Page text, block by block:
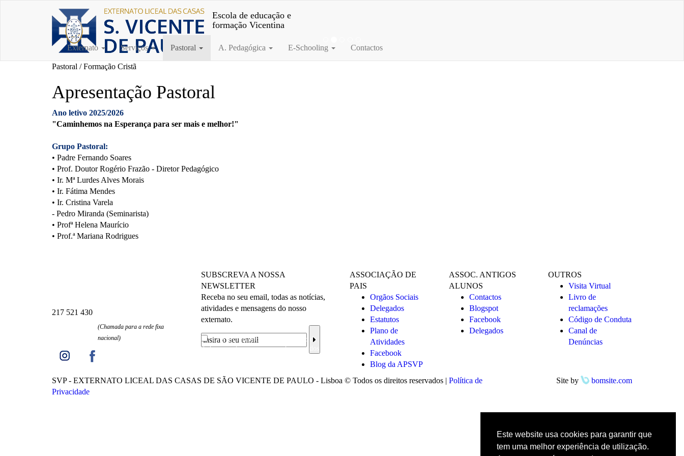
Este website usa cookies para garantir que
tem uma melhor experiência de utilização.
Escola de educação e
formação Vicentina
Externato Serviços Pastoral A. Pedagógica E-Schooling Contactos
Pastoral / Formação Cristã
Apresentação Pastoral
Ano letivo 2025/2026
"Caminhemos na Esperança para ser mais e melhor!"
Grupo Pastoral:
• Padre Fernando Soares
• Prof. Doutor Rogério Frazão - Diretor Pedagógico
• Ir. Mª Lurdes Alves Morais
• Ir. Fátima Mendes
• Ir. Cristina Varela
- Pedro Miranda (Seminarista)
• Profª Helena Maurício
• Prof.ª Mariana Rodrigues
217 521 430
(Chamada para a rede fixa
nacional)
SUBSCREVA A NOSSA
NEWSLETTER
Receba no seu email, todas as notícias,
atividades e mensagens do nosso
externato.
Li ainformação sobre a proteção de
dadose aceito o processamento e uso dos
ASSOCIAÇÃO DE
PAIS
Orgãos Sociais
Delegados
Estatutos
Plano de
Atividades
Facebook
Blog da APSVP
ASSOC. ANTIGOS
ALUNOS
Contactos
Blogspot
Facebook
Delegados
OUTROS
Visita Virtual
Livro de
reclamações
Código de Conduta
Canal de
Denúncias
SVP - EXTERNATO LICEAL DAS CASAS DE SÃO VICENTE DE PAULO - Lisboa © Todos os direitos reservados | Política de
Privacidade
Site by bomsite.com